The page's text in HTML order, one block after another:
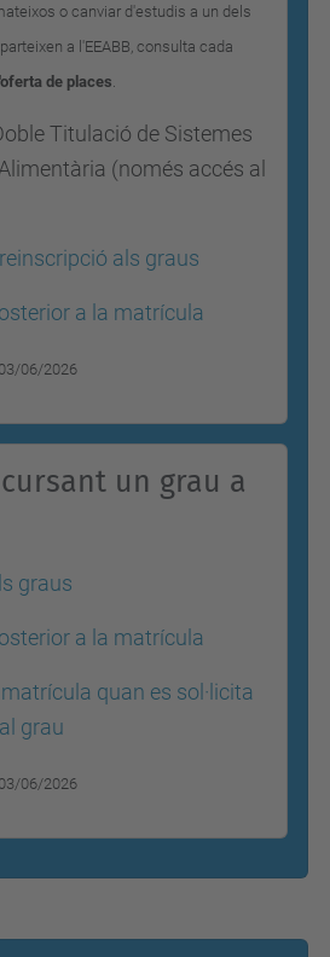
o canviar d'estudis a un dels
a l'EEABB, consulta cada
l'oferta de places.
Titulació de Sistemes
(només accés al
als graus
a la matrícula
06/2026
un grau a
graus
a la matrícula
quan es sol·licita
grau
06/2026